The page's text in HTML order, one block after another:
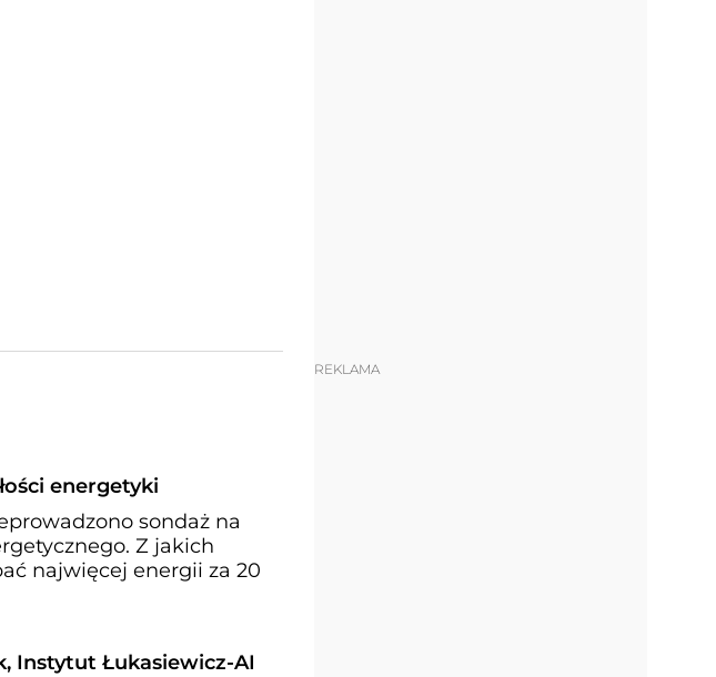
energetyki
sondaż na
Z jakich
najwięcej energii za 20
Instytut Łukasiewicz-AI
REKLAMA